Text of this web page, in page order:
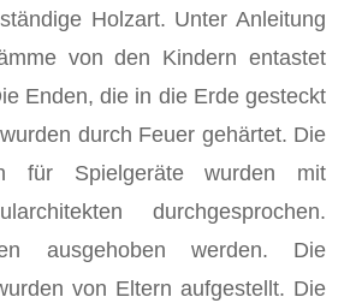
Holzart. Unter Anleitung
von den Kindern entastet
Enden, die in die Erde gesteckt
durch Feuer gehärtet. Die
für Spielgeräte wurden mit
durchgesprochen.
ausgehoben werden. Die
von Eltern aufgestellt. Die